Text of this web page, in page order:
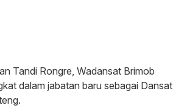
Tandi Rongre, Wadansat Brimob
dalam jabatan baru sebagai Dansat